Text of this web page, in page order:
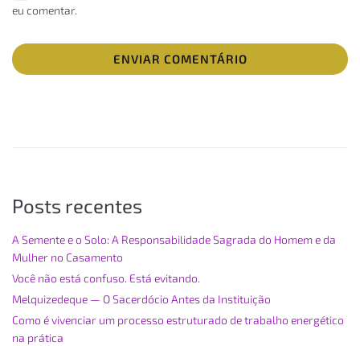
eu comentar.
Posts recentes
A Semente e o Solo: A Responsabilidade Sagrada do Homem e da
Mulher no Casamento
Você não está confuso. Está evitando.
Melquizedeque — O Sacerdócio Antes da Instituição
Como é vivenciar um processo estruturado de trabalho energético
na prática